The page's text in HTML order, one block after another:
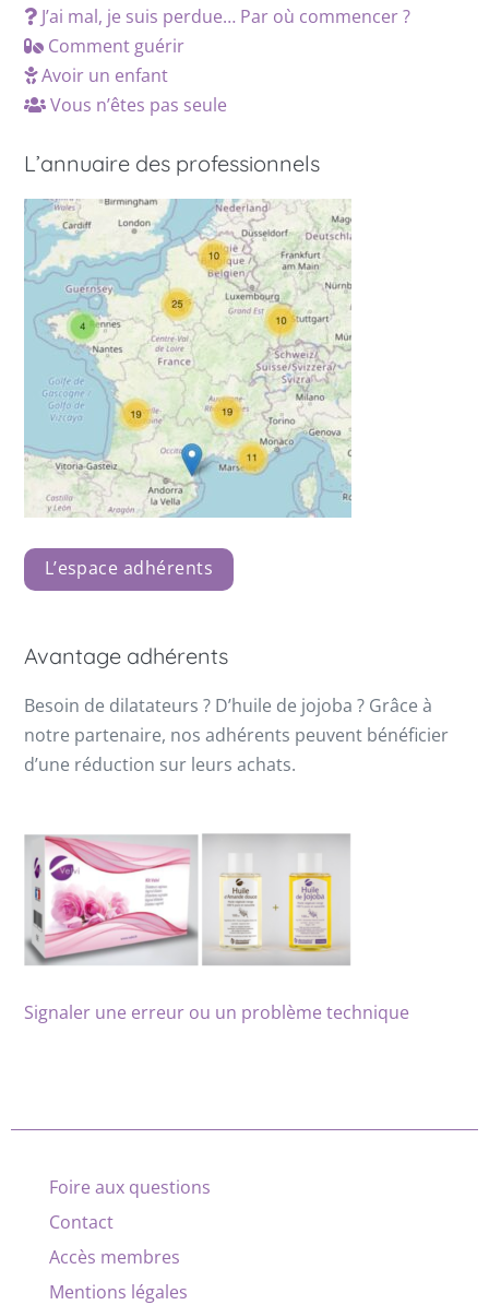
J’ai mal, je suis perdue… Par où commencer ?
Comment guérir
Avoir un enfant
Vous n’êtes pas seule
L’annuaire des professionnels
L’espace adhérents
Avantage adhérents
Besoin de dilatateurs ? D’huile de jojoba ? Grâce à
notre partenaire, nos adhérents peuvent bénéficier
d’une réduction sur leurs achats.
Signaler une erreur ou un problème technique
Foire aux questions
Contact
Accès membres
Mentions légales